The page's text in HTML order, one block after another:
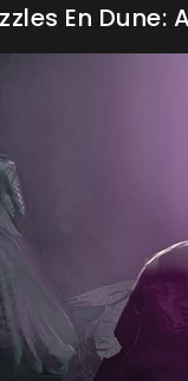
En Dune: